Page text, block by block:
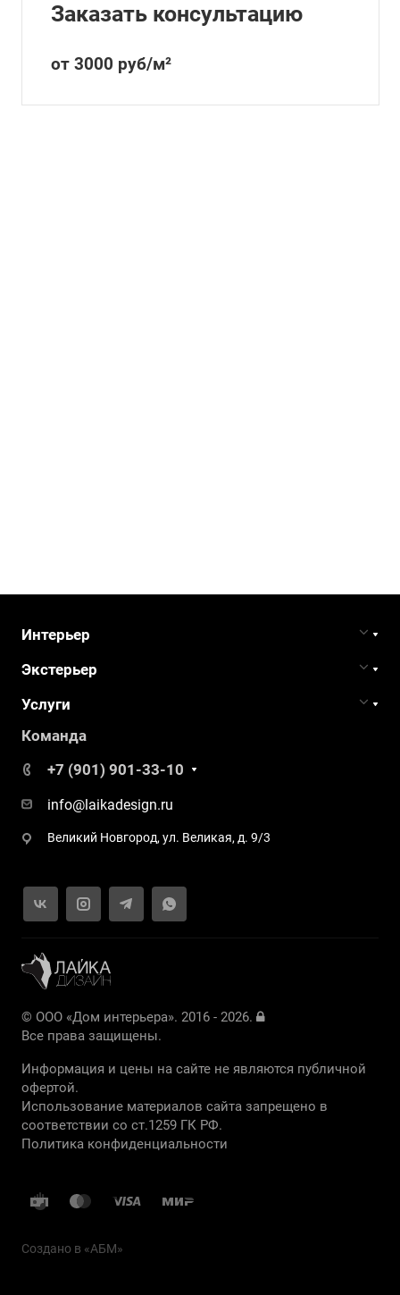
Заказать консультацию
от 3000 руб/м²
Интерьер
Экстерьер
Услуги
Команда
+7 (901) 901-33-10
info@laikadesign.ru
Великий Новгород, ул. Великая, д. 9/3
© ООО «Дом интерьера». 2016 - 2026.
Все права защищены.
Информация и цены на сайте не являются публичной
офертой.
Использование материалов сайта запрещено в
соответствии со ст.1259 ГК РФ.
Политика конфиденциальности
Создано в «АБМ»